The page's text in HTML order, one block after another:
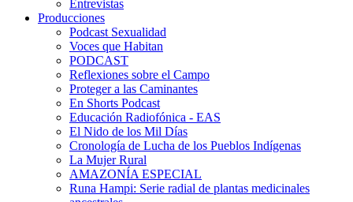
Entrevistas
Producciones
Podcast Sexualidad
Voces que Habitan
PODCAST
Reflexiones sobre el Campo
Proteger a las Caminantes
En Shorts Podcast
Educación Radiofónica - EAS
El Nido de los Mil Días
Cronología de Lucha de los Pueblos Indígenas
La Mujer Rural
AMAZONÍA ESPECIAL
Runa Hampi: Serie radial de plantas medicinales